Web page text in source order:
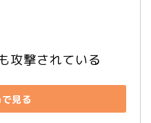
攻撃されている
見る